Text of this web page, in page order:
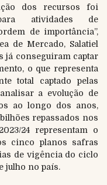
dos recursos foi
atividades de
de importância”,
de Mercado, Salatiel
já conseguiram captar
o que representa
total captado pelas
a evolução de
ao longo dos anos,
repassados nos
24 representam o
cinco planos safras
de vigência do ciclo
julho no país.